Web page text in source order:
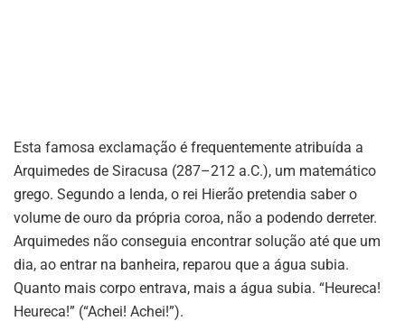
Esta famosa exclamação é frequentemente atribuída a
Arquimedes de Siracusa (287–212 a.C.), um matemático
grego. Segundo a lenda, o rei Hierão pretendia saber o
volume de ouro da própria coroa, não a podendo derreter.
Arquimedes não conseguia encontrar solução até que um
dia, ao entrar na banheira, reparou que a água subia.
Quanto mais corpo entrava, mais a água subia. “Heureca!
Heureca!” (“Achei! Achei!”).